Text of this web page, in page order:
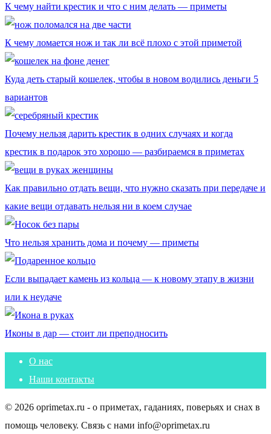
К чему найти крестик и что с ним делать — приметы
К чему ломается нож и так ли всё плохо с этой приметой
Куда деть старый кошелек, чтобы в новом водились деньги 5
вариантов
Почему нельзя дарить крестик в одних случаях и когда
крестик в подарок это хорошо — разбираемся в приметах
Как правильно отдать вещи, что нужно сказать при передаче и
какие вещи отдавать нельзя ни в коем случае
Что нельзя хранить дома и почему — приметы
Если выпадает камень из кольца — к новому этапу в жизни
или к неудаче
Иконы в дар — стоит ли преподносить
О нас
Наши контакты
© 2026 oprimetax.ru - о приметах, гаданиях, поверьях и снах в
помощь человеку. Связь с нами info@oprimetax.ru